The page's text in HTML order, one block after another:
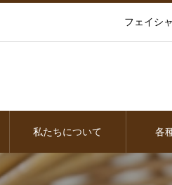
フェイシ
私たちについて 各